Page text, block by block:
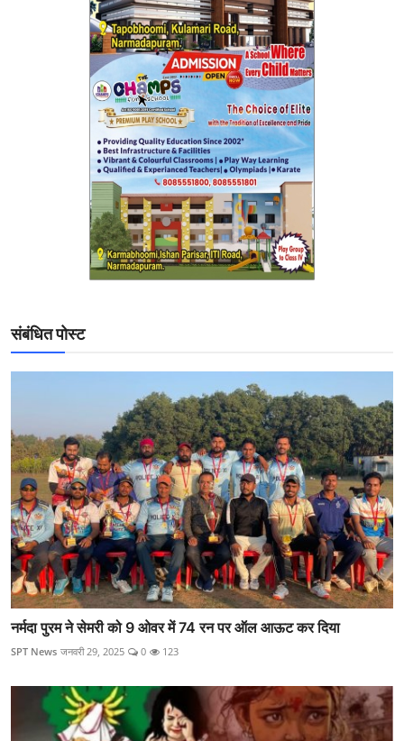
संबंधित पोस्ट
नर्मदा पुरम ने सेमरी को 9 ओवर में 74 रन पर ऑल आऊट कर दिया
SPT News जनवरी 29, 2025 0 123